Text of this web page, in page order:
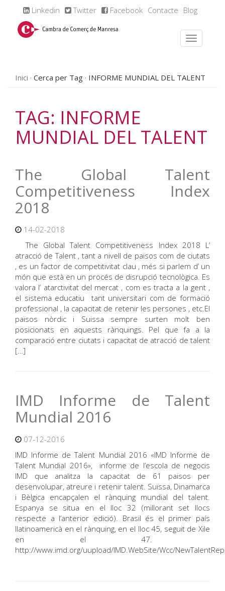
Linkedin Twitter Facebook Contacte Blog
Inici Cerca per Tag INFORME MUNDIAL DEL TALENT
TAG: INFORME
MUNDIAL DEL TALENT
The Global Talent
Competitiveness Index
2018
14-02-2018
The Global Talent Competitiveness Index 2018 L’
atracció de Talent , tant a nivell de països com de ciutats
, es un factor de competitivitat clau , més si parlem d’ un
món que està en un procés de disrupció tecnològica. Es
valora l’ atarctivitat del mercat , com es tracta a la gent ,
el sistema educatiu tant universitari com de formació
professional , la capacitat de retenir les persones , etc.El
països nòrdic i Suissa sempre surten molt ben
posicionats en aquests rànquings. Pel que fa a la
comparació entre ciutats i capacitat de atracció de talent
[…]
IMD Informe de Talent
Mundial 2016
07-12-2016
IMD Informe de Talent Mundial 2016 «IMD Informe de
Talent Mundial 2016», informe de l’escola de negocis
IMD que analitza la capacitat de 61 països per
desenvolupar, atreure i retenir talent. Suïssa, Dinamarca
i Bèlgica encapçalen el rànquing mundial del talent.
Espanya se situa en el lloc 32 (millorant set llocs
respecte a l’anterior edició). Brasil és el primer país
llatinoamericà en el rànquing, en el lloc 45, seguit de Xile
en el 47.
http://www.imd.org/uupload/IMD.WebSite/Wcc/